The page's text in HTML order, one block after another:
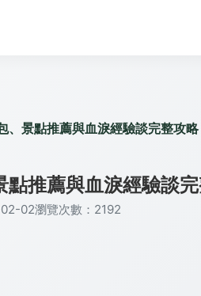
、景點推薦與血淚經驗談完整攻略
點推薦與血淚經驗談
02瀏覽次數：2192